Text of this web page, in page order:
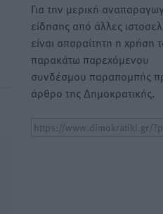
Για την μερική
είδησης από άλλες
είναι απαραίτητη η χρήση
παρακάτω παρεχόμενου
συνδέσμου παραπομπής
άρθρο της Δημοκρατικής.